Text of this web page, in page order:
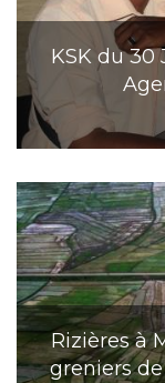
KSK du 30
Rizières à
greniers